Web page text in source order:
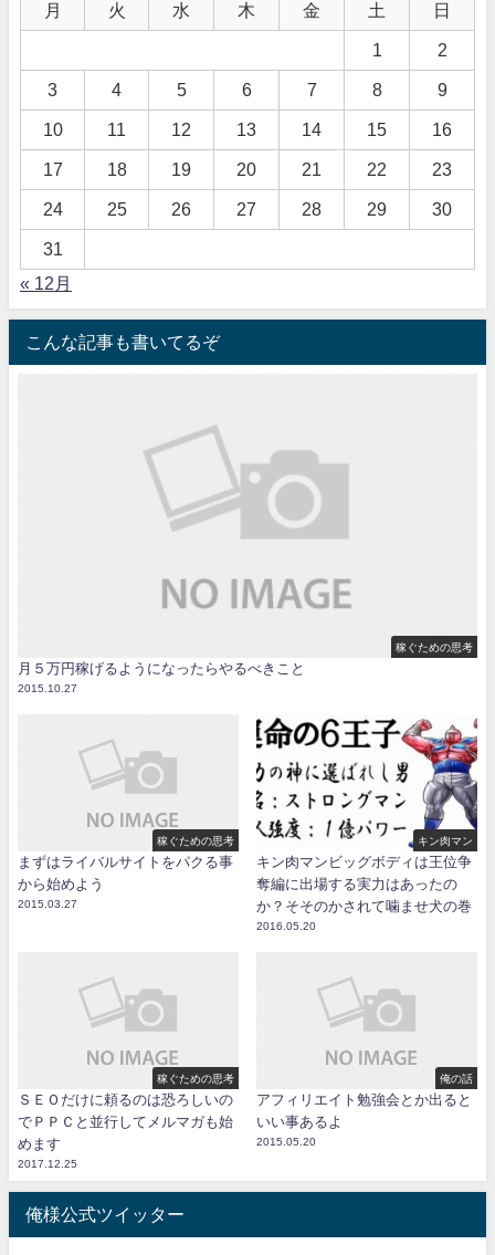
月 火 水 木 金 土 日
1 2
3 4 5 6 7 8 9
10 11 12 13 14 15 16
17 18 19 20 21 22 23
24 25 26 27 28 29 30
31
« 12月
こんな記事も書いてるぞ
稼ぐための思考
月５万円稼げるようになったらやるべきこと
2015.10.27
稼ぐための思考
まずはライバルサイトをパクる事
から始めよう
2015.03.27
キン肉マン
キン肉マンビッグボディは王位争
奪編に出場する実力はあったの
か？そそのかされて噛ませ犬の巻
2016.05.20
稼ぐための思考
ＳＥＯだけに頼るのは恐ろしいの
でＰＰＣと並行してメルマガも始
めます
2017.12.25
俺の話
アフィリエイト勉強会とか出ると
いい事あるよ
2015.05.20
俺様公式ツイッター